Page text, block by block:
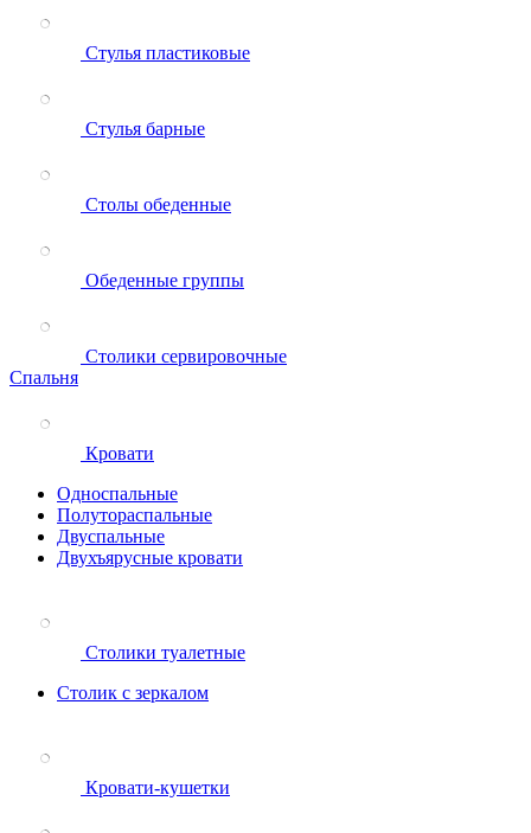
Стулья пластиковые
Стулья барные
Столы обеденные
Обеденные группы
Столики сервировочные
Спальня
Кровати
Односпальные
Полутораспальные
Двуспальные
Двухъярусные кровати
Столики туалетные
Столик с зеркалом
Кровати-кушетки